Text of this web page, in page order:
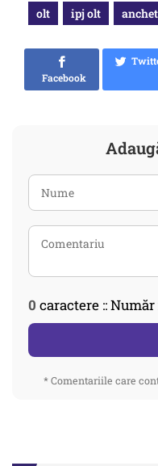
olt ipj olt
Facebook
0 caractere ::
* Comentariile care